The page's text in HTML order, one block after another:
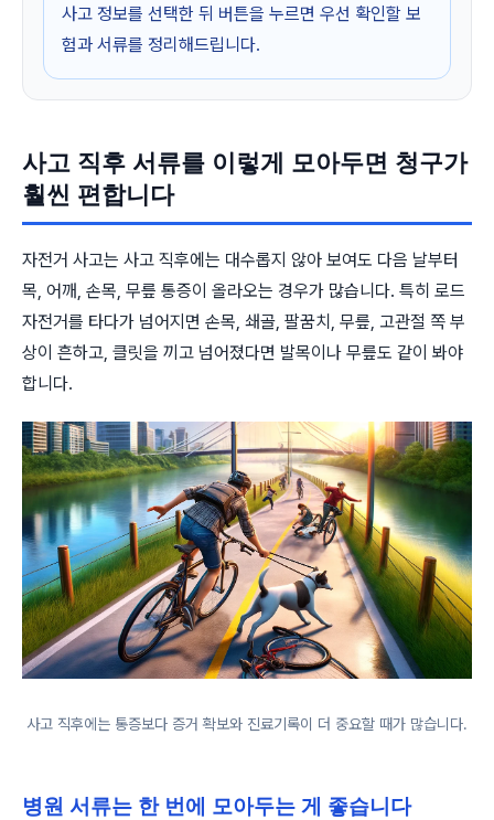
사고 정보를 선택한 뒤 버튼을 누르면 우선 확인할 보
험과 서류를 정리해드립니다.
사고 직후 서류를 이렇게 모아두면 청구가
훨씬 편합니다
자전거 사고는 사고 직후에는 대수롭지 않아 보여도 다음 날부터
목, 어깨, 손목, 무릎 통증이 올라오는 경우가 많습니다. 특히 로드
자전거를 타다가 넘어지면 손목, 쇄골, 팔꿈치, 무릎, 고관절 쪽 부
상이 흔하고, 클릿을 끼고 넘어졌다면 발목이나 무릎도 같이 봐야
합니다.
사고 직후에는 통증보다 증거 확보와 진료기록이 더 중요할 때가 많습니다.
병원 서류는 한 번에 모아두는 게 좋습니다